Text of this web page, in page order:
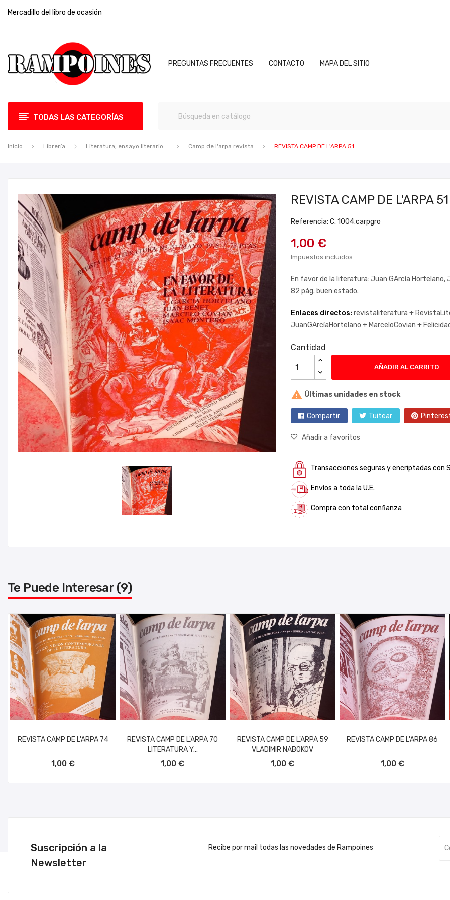
Mercadillo del libro de ocasión
PREGUNTAS FRECUENTES CONTACTO MAPA DEL SITIO
TODAS LAS CATEGORÍAS
Inicio Librería Literatura, ensayo literario... Camp de l'arpa revista REVISTA CAMP DE L'ARPA 51
REVISTA CAMP DE L'ARPA 51
Referencia: C. 1004.carpgro
1,00 €
Impuestos incluidos
En favor de la literatura: Juan GArcía Hortelano,
82 pág. buen estado.
Enlaces directos: revistaliteratura +
JuanGArcíaHortelano + MarceloCovian +
Cantidad
AÑADIR AL CARRITO
 Últimas unidades en stock
Compartir Tuitear
Añadir a favoritos
Transacciones seguras y encriptadas con
Envíos a toda la U.E.
Compra con total confianza
Te Puede Interesar (9)
REVISTA CAMP DE L'ARPA 74
1,00 €
REVISTA CAMP DE L'ARPA 70
LITERATURA Y...
1,00 €
REVISTA CAMP DE L'ARPA 59
VLADIMIR NABOKOV
1,00 €
REVISTA CAMP DE L'ARPA 86
1,00 €
Suscripción a la
Newsletter
Recibe por mail todas las novedades de Rampoines